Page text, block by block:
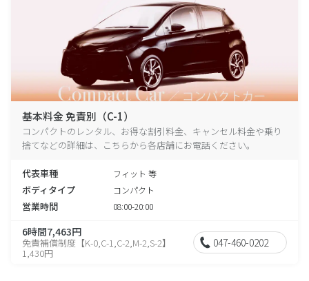
基本料金 免責別（C-1）
コンパクトのレンタル、お得な割引料金、キャンセル料金や乗り
捨てなどの詳細は、こちらから各店舗にお電話ください。
代表車種 フィット 等
ボディタイプ コンパクト
営業時間 08:00-20:00
6時間7,463円
免責補償制度【K-0,C-1,C-2,M-2,S-2】
1,430円
047-460-0202